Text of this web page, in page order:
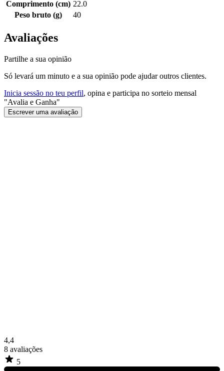
Comprimento (cm) 22.0
Peso bruto (g)
40
Avaliações
Partilhe a sua opinião
Só levará um minuto e a sua opinião pode ajudar outros clientes.
Inicia sessão no teu perfil, opina e participa no sorteio mensal
"Avalia e Ganha"
Escrever uma avaliação
4,4
8 avaliações
5